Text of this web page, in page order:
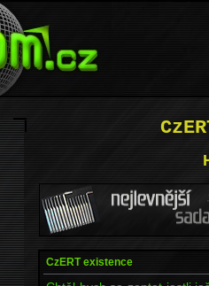
CzERT existence